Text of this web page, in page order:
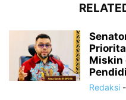
Miskin
Redaksi -